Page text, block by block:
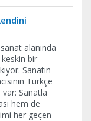
alanında
bir
Sanatın
Türkçe
var: Sanatla
hem de
her geçen